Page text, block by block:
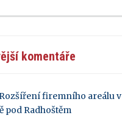
komentáře
firemního areálu v
pod Radhoštěm